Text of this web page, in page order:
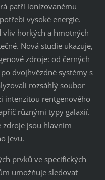
patří ionizovanému
vysoké energie.
vliv horkých a hmotných
Nová studie ukazuje,
zdroje: od černých
dvojhvězdné systémy s
rozsáhlý soubor
intenzitou rentgenového
různými typy galaxií.
zdroje jsou hlavním
jevu.
prvků ve specifických
umožňuje sledovat